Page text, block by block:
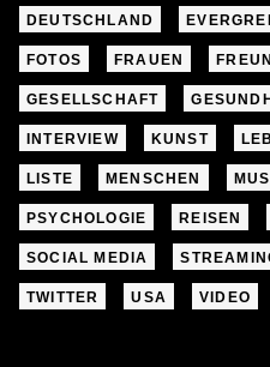
DEUTSCHLAND
FOTOS FRAUEN
GESELLSCHAFT
INTERVIEW KUNST
LISTE MENSCHEN
PSYCHOLOGIE REISEN
SOCIAL MEDIA
TWITTER USA VIDEO